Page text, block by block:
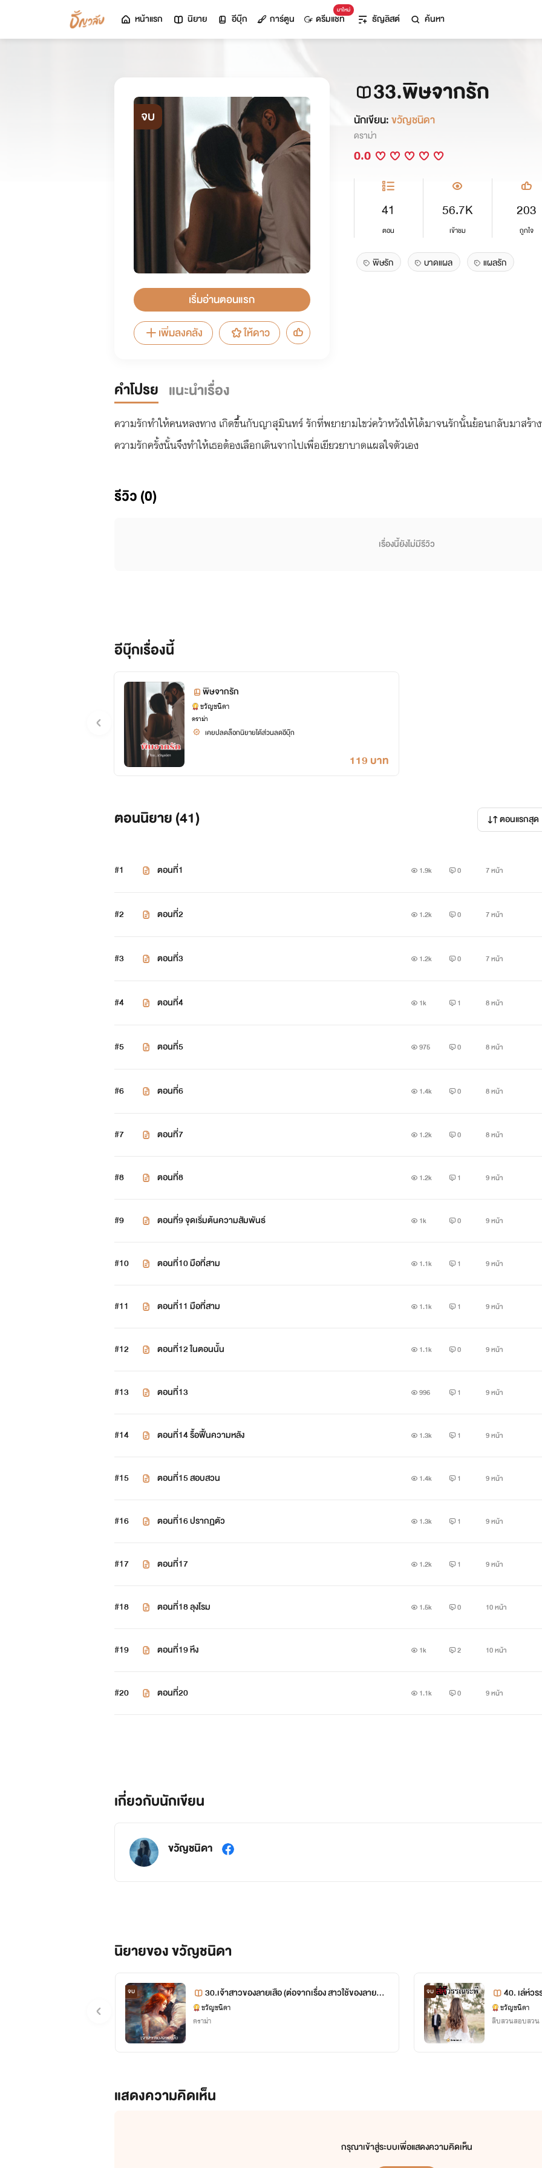
หน้าแรก นิยาย อีบุ๊ก การ์ตูน
มาใหม่
ดรีมแชท ธัญลิสต์ ค้นหา
จบ
เริ่มอ่านตอนแรก
เพิ่มลงคลัง
ให้ดาว
33.พิษจากรัก
นักเขียน:ขวัญชนิดา
ดราม่า
0.0
41
ตอน
56.7K
เข้าชม
203
ถูกใจ
พิษรัก บาดแผล แผลรัก
คำโปรย แนะนำเรื่อง
ความรักทำให้คนหลงทาง เกิดขึ้นกับญาสุมินทร์ รักที่พยายามไขว่คว้าหวังให้ได้มาจนรักนั้นย้อนกลับมาสร้า
ความรักครั้งนั้นจึงทำให้เธอต้องเลือกเดินจากไปเพื่อเยียวยาบาดแผลใจตัวเอง
รีวิว (0)
เรื่องนี้ยังไม่มีรีวิว
อีบุ๊กเรื่องนี้
พิษจากรัก
ขวัญชนิดา
ดราม่า
เคยปลดล็อกนิยายได้ส่วนลดอีบุ๊ก
119 บาท
ตอนนิยาย (41) ตอนแรกสุด
#1 ตอนที่1 1.9k 0 7 หน้า
#2 ตอนที่2 1.2k 0 7 หน้า
#3 ตอนที่3 1.2k 0 7 หน้า
#4 ตอนที่4 1k 1 8 หน้า
#5 ตอนที่5 975 0 8 หน้า
#6 ตอนที่6 1.4k 0 8 หน้า
#7 ตอนที่7 1.2k 0 8 หน้า
#8 ตอนที่8 1.2k 1 9 หน้า
#9 ตอนที่9 จุดเริ่มต้นความสัมพันธ์ 1k 0 9 หน้า
#10 ตอนที่10 มือที่สาม 1.1k 1 9 หน้า
#11 ตอนที่11 มือที่สาม 1.1k 1 9 หน้า
#12 ตอนที่12 ในตอนนั้น 1.1k 0 9 หน้า
#13 ตอนที่13 996 1 9 หน้า
#14 ตอนที่14 รื้อฟื้นความหลัง 1.3k 1 9 หน้า
#15 ตอนที่15 สอบสวน 1.4k 1 9 หน้า
#16 ตอนที่16 ปรากฏตัว 1.3k 1 9 หน้า
#17 ตอนที่17 1.2k 1 9 หน้า
#18 ตอนที่18 ลุงโรม 1.5k 0 10 หน้า
#19 ตอนที่19 หึง 1k 2 10 หน้า
#20 ตอนที่20 1.1k 0 9 หน้า
เกี่ยวกับนักเขียน
ขวัญชนิดา
นิยายของ ขวัญชนิดา
จบ
30.เจ้าสาวของลายเสือ (ต่อจากเรื่อง สาวใช้ของลายสิง
ห์
ขวัญชนิดา
ดราม่า
จบ 40. เล่ห์ว
ขวัญชนิดา
สืบสวนสอบสวน
แสดงความคิดเห็น
กรุณาเข้าสู่ระบบเพื่อแสดงความคิดเห็น